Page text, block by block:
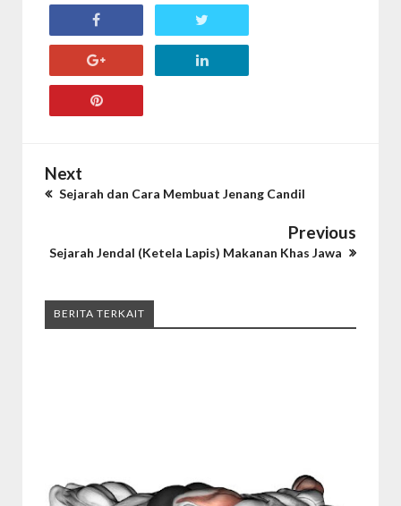
Next
Sejarah dan Cara Membuat Jenang Candil
Previous
Sejarah Jendal (Ketela Lapis) Makanan Khas Jawa
BERITA TERKAIT